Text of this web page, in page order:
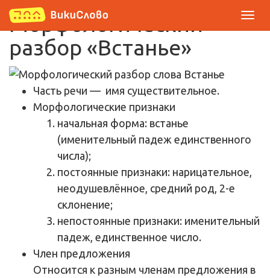
Морфологический
разбор «Встанье»
Часть речи — имя существительное.
Морфологические признаки
начальная форма: встанье
(именительный падеж единственного
числа);
постоянные признаки: нарицательное,
неодушевлённое, средний род, 2-е
склонение;
непостоянные признаки: именительный
падеж, единственное число.
Член предложения
Относится к разным членам предложения в